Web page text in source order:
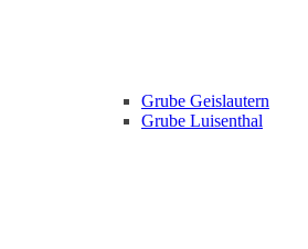
Grube Geislautern
Grube Luisenthal